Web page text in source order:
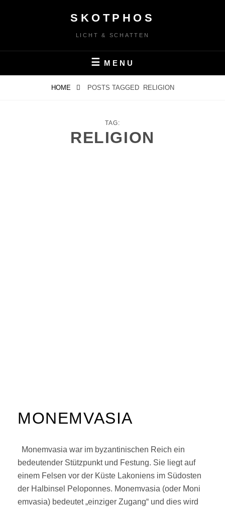
SKOTPHOS
LICHT & SCHATTEN
MENU
HOME POSTS TAGGED RELIGION
TAG:
RELIGION
MONEMVASIA
Monemvasia war im byzantinischen Reich ein
bedeutender Stützpunkt und Festung. Sie liegt auf
einem Felsen vor der Küste Lakoniens im Südosten
der Halbinsel Peloponnes. Monemvasia (oder Moni
emvasia) bedeutet „einziger Zugang“ und dies wird